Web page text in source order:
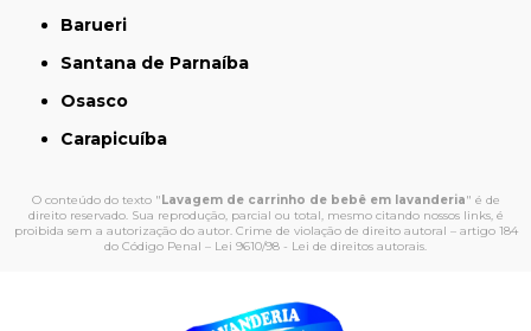
Barueri
Santana de Parnaíba
Osasco
Carapicuíba
O conteúdo do texto " Lavagem de carrinho de bebê em lavanderia" é de
direito reservado. Sua reprodução, parcial ou total, mesmo citando nossos links, é
proibida sem a autorização do autor. Crime de violação de direito autoral – artigo 184
do Código Penal – Lei 9610/98 - Lei de direitos autorais.